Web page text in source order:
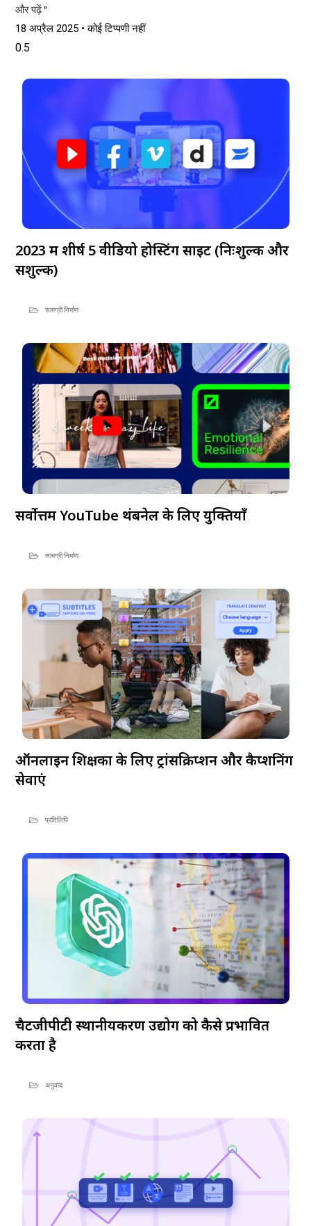
और पढ़ें "
18 अप्रैल 2025 कोई टिप्पणी नहीं
2023 में शीर्ष 5 वीडियो होस्टिंग साइटें (निःशुल्क और
सशुल्क)
सामग्री निर्माण
सर्वोत्तम YouTube थंबनेल के लिए युक्तियाँ
सामग्री निर्माण
ऑनलाइन शिक्षकों के लिए ट्रांसक्रिप्शन और कैप्शनिंग
सेवाएं
प्रतिलिपि
चैटजीपीटी स्थानीयकरण उद्योग को कैसे प्रभावित
करता है
अनुवाद